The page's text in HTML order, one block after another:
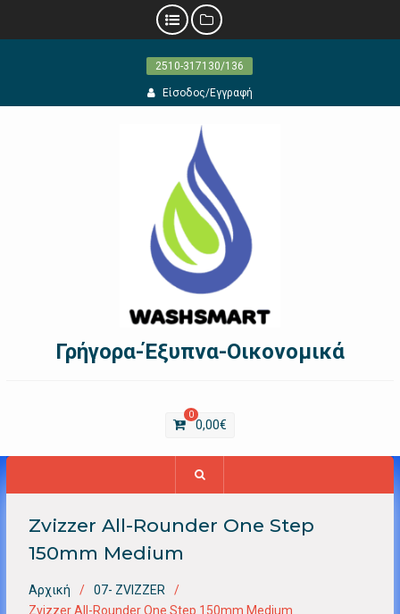
2510-317130/136
Είσοδος/Εγγραφή
Γρήγορα-Έξυπνα-Οικονομικά
0
0,00€
Zvizzer All-Rounder One Step
150mm Medium
Αρχική
07- ZVIZZER
Zvizzer All-Rounder One Step 150mm Medium